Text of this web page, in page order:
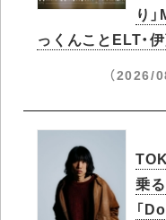
り
っくんことELT・
（2026/
乗
「